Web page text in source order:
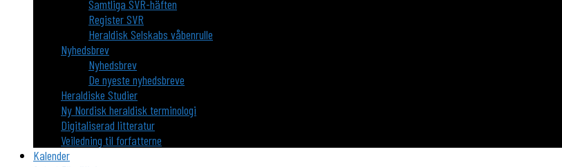
Samtliga SVR-häften
Register SVR
Heraldisk Selskabs våbenrulle
Nyhedsbrev
Nyhedsbrev
De nyeste nyhedsbreve
Heraldiske Studier
Ny Nordisk heraldisk terminologi
Digitaliserad litteratur
Veiledning til forfatterne
Kalender